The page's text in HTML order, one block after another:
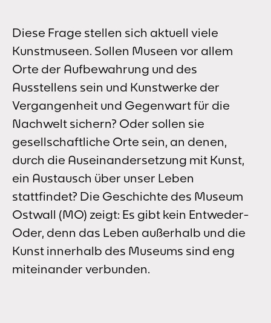
Diese Frage stellen sich aktuell viele
Kunstmuseen. Sollen Museen vor allem
Orte der Aufbewahrung und des
Ausstellens sein und Kunstwerke der
Vergangenheit und Gegenwart für die
Nachwelt sichern? Oder sollen sie
gesellschaftliche Orte sein, an denen,
durch die Auseinandersetzung mit Kunst,
ein Austausch über unser Leben
stattfindet? Die Geschichte des Museum
Ostwall (MO) zeigt: Es gibt kein Entweder-
Oder, denn das Leben außerhalb und die
Kunst innerhalb des Museums sind eng
miteinander verbunden.